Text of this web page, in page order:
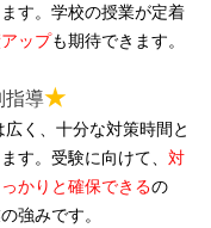
す。 学校の授業が定着
ップも期待できます。
指導★
く、十分な対策時間と
す。受験に向けて、 対
かりと確保できるの
強みです。